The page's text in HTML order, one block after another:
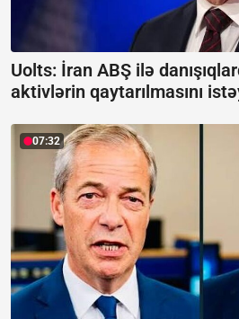
Uolts: İran ABŞ ilə
aktivlərin qaytarılmasını
07:32